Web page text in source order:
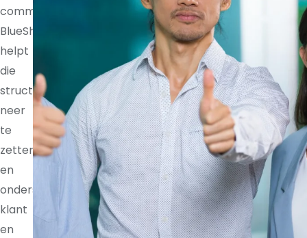
communicatieritmes.
BlueShores
helpt
die
structuur
neer
te
zetten
en
ondersteunt
klant
en